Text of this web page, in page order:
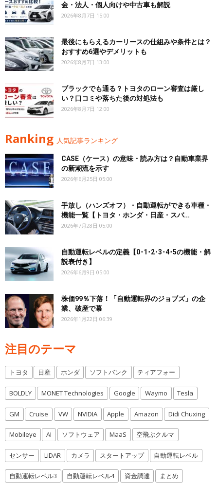
金・法人・個人向けや中古車も解説
2026年8月7日 15:00
最後にもらえるカーリースの仕組みや条件とは？
おすすめ6選やデメリットも
2026年8月7日 13:00
ブラックでも通る？トヨタのローン審査は厳し
い？口コミや落ちた後の対処法も
2026年8月7日 12:00
Ranking 人気記事ランキング
CASE（ケース）の意味・読み方は？自動車業界
の新潮流を示す
2026年6月25日 05:00
手放し（ハンズオフ）・自動運転ができる車種・
機能一覧【トヨタ・ホンダ・日産・スバ...
2026年7月28日 05:00
自動運転レベルの定義【0･1･2･3･4･5の機能・解
説表付き】
2026年6月9日 05:00
株価99％下落！「自動運転界のジョブズ」の企
業、破産で幕
2026年1月22日 06:39
注目のテーマ
トヨタ 日産 ホンダ ソフトバンク ティアフォー
BOLDLY MONET Technologies Google Waymo Tesla
GM Cruise VW NVIDIA Apple Amazon Didi Chuxing
Mobileye AI ソフトウェア MaaS 空飛ぶクルマ
センサー LiDAR カメラ スタートアップ 自動運転レベル
自動運転レベル3 自動運転レベル4 資金調達 まとめ